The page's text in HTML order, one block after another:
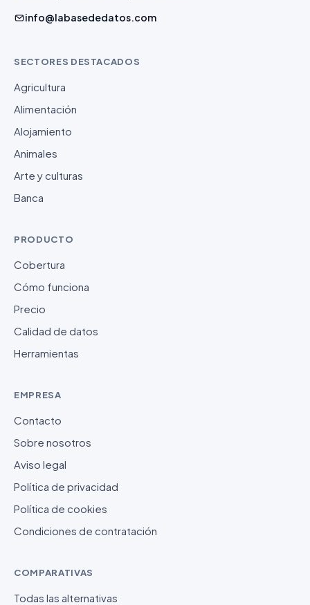
info@labasededatos.com
SECTORES DESTACADOS
Agricultura
Alimentación
Alojamiento
Animales
Arte y culturas
Banca
PRODUCTO
Cobertura
Cómo funciona
Precio
Calidad de datos
Herramientas
EMPRESA
Contacto
Sobre nosotros
Aviso legal
Política de privacidad
Política de cookies
Condiciones de contratación
COMPARATIVAS
Todas las alternativas